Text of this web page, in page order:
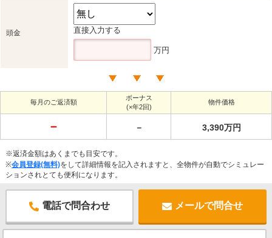
頭金 直接入力する
万円
毎月のご返済額
ボーナス
(×年2回)
物件価格
－ － 3,390万円
※返済金額はあくまでも目安です。
※会員登録(無料)をして詳細情報を記入されますと、全物件が自動でシミュレー
ションされとても便利になります。
電話で問合わせ メールで問合せ